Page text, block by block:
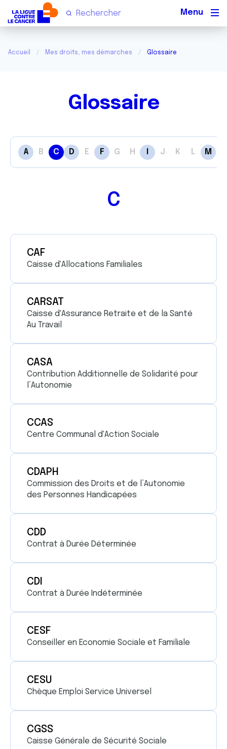
Accueil Mes droits, mes démarches Glossaire
Glossaire
A B C D E F G H J K L M
C
CAF
Caisse d'Allocations Familiales
CARSAT
Caisse d'Assurance Retraite et de la Santé
Au Travail
CASA
Contribution Additionnelle de Solidarité pour
l’Autonomie
CCAS
Centre Communal d'Action Sociale
CDAPH
Commission des Droits et de l’Autonomie
des Personnes Handicapées
CDD
Contrat à Durée Déterminée
CDI
Contrat à Durée Indéterminée
CESF
Conseiller en Economie Sociale et Familiale
CESU
Chèque Emploi Service Universel
CGSS
Caisse Générale de Sécurité Sociale